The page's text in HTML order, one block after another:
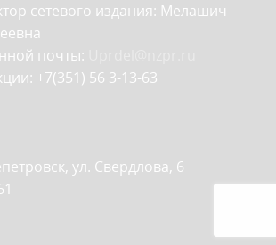
сетевого издания: Мелашич
почты:
+7(351) 56 3-13-63
ул. Свердлова, 6